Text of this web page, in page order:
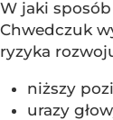
W jaki
Chwedczuk
ryzyka
niższy
urazy